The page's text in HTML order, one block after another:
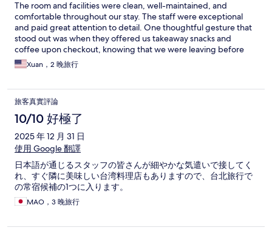
The room and facilities were clean, well-maintained, and
comfortable throughout our stay. The staff were exceptional
and paid great attention to detail. One thoughtful gesture that
stood out was when they offered us takeaway snacks and
coffee upon checkout, knowing that we were leaving before
the breakfast service began. Their attentiveness and hospitality
made our stay even more enjoyable.
Xuan，2 晚旅行
旅客真實評論
10/10 好極了
2025 年 12 月 31 日
使用 Google 翻譯
日本語が通じるスタッフの皆さんが細やかな気遣いで接してく
れ、すぐ隣に美味しい台湾料理店もありますので、台北旅行で
の常宿候補の1つに入ります。
MAO，3 晚旅行